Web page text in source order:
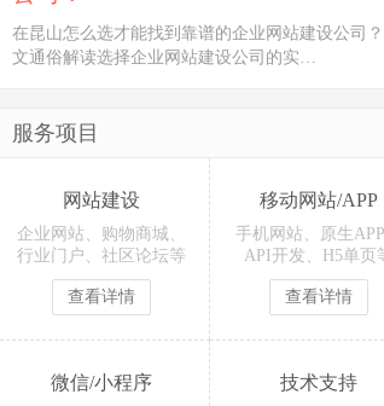
在昆山怎么选才能找到靠谱的企业网站建设公司
文通俗解读选择企业网站建设公司的实…
服务项目
网站建设
企业网站、购物商城、
行业门户、社区论坛等
查看详情
移动网站/APP
手机网站、原生
API开发、H5单页
查看详情
微信/小程序 技术支持